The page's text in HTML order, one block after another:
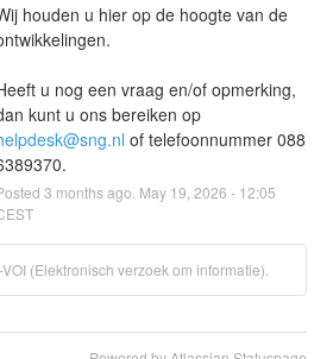
houden u hier op de hoogte van de
u nog een vraag en/of opmerking,
dan kunt u ons bereiken op
of telefoonnummer 088
3 months ago. May 19 2026 - 12:05
(Elektronisch verzoek om informatie).